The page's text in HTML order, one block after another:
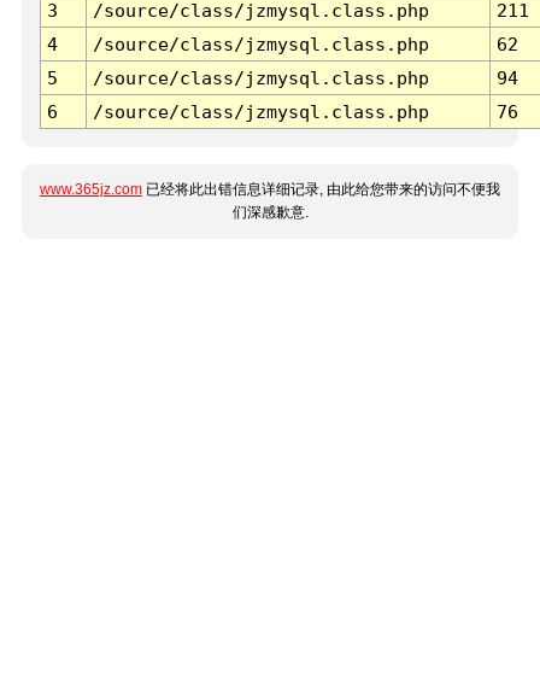
3 /source/class/jzmysql.class.php
211
4
/source/class/jzmysql.class.php
62
5
/source/class/jzmysql.class.php
94
6
/source/class/jzmysql.class.php 76
www.365jz.com 已经将此出错信息详细记录, 由此给您带来的访问不便我
们深感歉意.